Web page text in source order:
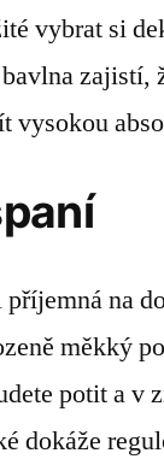
vybrat si
zajistí,
vysokou
na
měkký
potit a v
dokáže